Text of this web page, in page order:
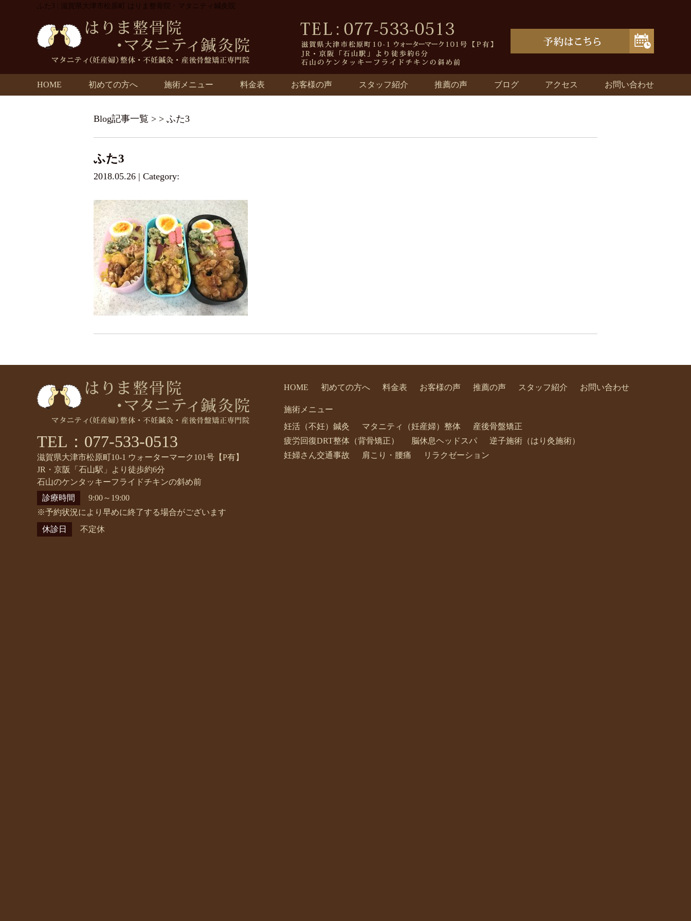
ふた3 | 滋賀県大津市松原町 はりま整骨院・マタニティ鍼灸院
HOME 初めての方へ 施術メニュー 料金表 お客様の声 スタッフ紹介 推薦の声 ブログ アクセス お問い合わせ
Blog記事一覧 > > ふた3
ふた3
2018.05.26 | Category:
TEL：077-533-0513
滋賀県大津市松原町10-1 ウォーターマーク101号【P有】
JR・京阪「石山駅」より徒歩約6分
石山のケンタッキーフライドチキンの斜め前
診療時間
9:00～19:00
※予約状況により早めに終了する場合がございます
休診日
不定休
HOME 初めての方へ 料金表 お客様の声 推薦の声 スタッフ紹介 お問い合わせ
施術メニュー
妊活（不妊）鍼灸
マタニティ（妊産婦）整体
産後骨盤矯正
疲労回復DRT整体（背骨矯正）
脳休息ヘッドスパ
逆子施術（はり灸施術）
妊婦さん交通事故
肩こり・腰痛 リラクゼーション